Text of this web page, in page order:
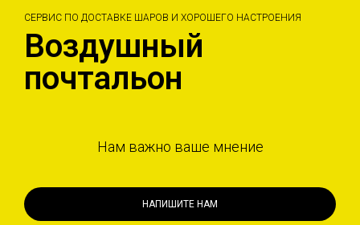
СЕРВИС ПО ДОСТАВКЕ ШАРОВ И ХОРОШЕГО НАСТРОЕНИЯ
Воздушный
почтальон
Нам важно ваше мнение
НАПИШИТЕ НАМ